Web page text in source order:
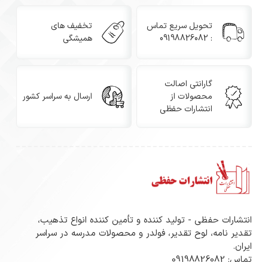
جنس کاغذ: مقوای ۲۵۰ گرمی با روکش مات و طلاکوب
چاپ: متن تقدیرنامه به صورت چاپ رنگی و دقیق
کاربردها
مؤسسات آموزشی
مناسب برای تجلیل در جشنواره‌ها، مسابقات و مراسم‌های
تحویل سریع تماس
: 09198826082
تخفیف های
همیشگی
گارانتی اصالت
محصولات از
انتشارات حفظی
ارسال به سراسر کشور
انتشارات حفظی - تولید کننده و تأمین کننده انواع تذهیب،
تقدیر نامه، لوح تقدیر، فولدر و محصولات مدرسه در سراسر
ایران.